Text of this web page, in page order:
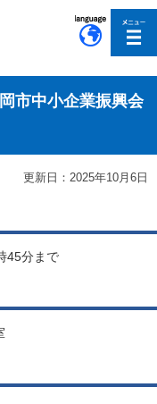
市中小企業振興会
更新日：2025年10月6日
45分まで